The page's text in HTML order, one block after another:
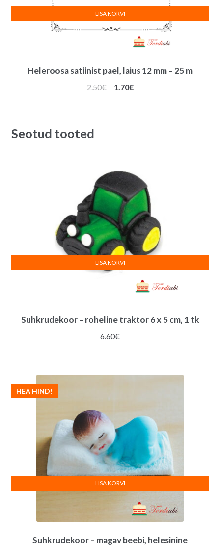
Heleroosa satiinist pael, laius 12 mm – 25 m
2.50€
Algne
1.70€Praegune
LISA KORVI
Seotud tooted
Suhkrudekoor – roheline traktor 6 x 5 cm, 1 tk
6.60€
LISA KORVI
Suhkrudekoor – magav beebi, helesinine
HEA HIND!
LISA KORVI